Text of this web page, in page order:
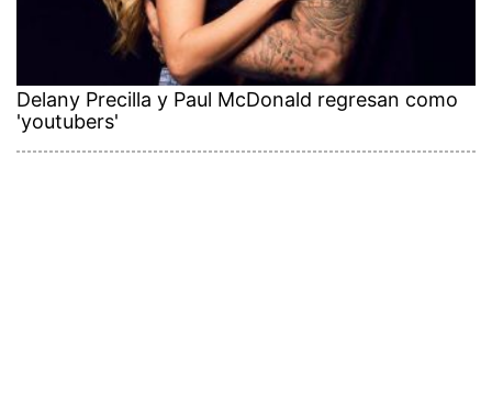
Delany Precilla y Paul McDonald regresan como
'youtubers'